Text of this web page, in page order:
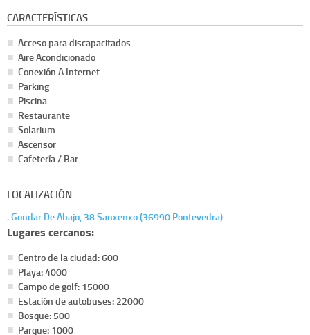
CARACTERÍSTICAS
Acceso para discapacitados
Aire Acondicionado
Conexión A Internet
Parking
Piscina
Restaurante
Solarium
Ascensor
Cafetería / Bar
LOCALIZACIÓN
. Gondar De Abajo, 38 Sanxenxo (36990 Pontevedra)
Lugares cercanos:
Centro de la ciudad: 600
Playa: 4000
Campo de golf: 15000
Estación de autobuses: 22000
Bosque: 500
Parque: 1000